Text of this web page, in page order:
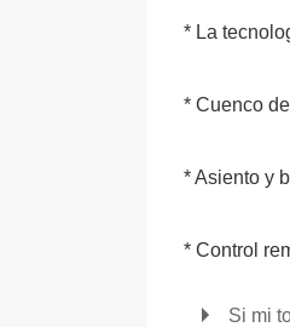
* La
* Cuenco
* Asiento y
* Control
Si mi